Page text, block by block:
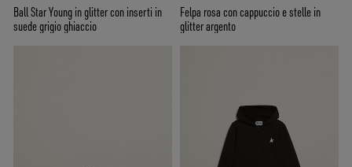
Ball Star Young in glitter con inserti in
suede grigio ghiaccio
Felpa rosa con cappuccio e stelle in
glitter argento